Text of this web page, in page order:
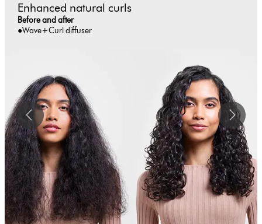
Enhanced natural curls
Before and after
●Wave+Curl diffuser